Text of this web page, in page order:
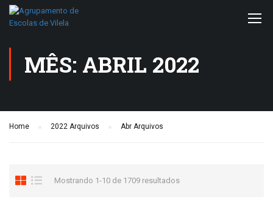
MÊS: ABRIL 2022
Home 2022 Arquivos Abr Arquivos
Mostrando 1-10 de 1709 resultados